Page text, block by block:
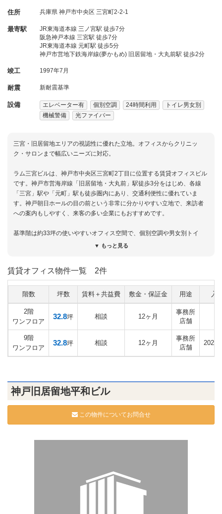
住所 兵庫県 神戸市中央区 三宮町2-2-1
最寄駅
JR東海道本線 三ノ宮駅 徒歩7分
阪急神戸本線 三宮駅 徒歩7分
JR東海道本線 元町駅 徒歩5分
神戸市営地下鉄海岸線(夢かもめ) 旧居留地・大丸前駅 徒歩2分
竣工 1997年7月
耐震 新耐震基準
設備 エレベーター有 個別空調 24時間利用
トイレ男女別
機械警備
光ファイバー
三宮・旧居留地エリアの視認性に優れた立地。オフィスからクリニッ
ク・サロンまで幅広いニーズに対応。
ラム三宮ビルは、神戸市中央区三宮町2丁目に位置する賃貸オフィスビル
です。神戸市営海岸線「旧居留地・大丸前」駅徒歩3分をはじめ、各線
「三宮」駅や「元町」駅も徒歩圏内にあり、交通利便性に優れていま
す。神戸朝日ホールの目の前という非常に分かりやすい立地で、来訪者
への案内もしやすく、来客の多い企業にもおすすめです。
基準階は約33坪の使いやすいオフィス空間で、個別空調や男女別トイ
レ、機械警備など、快適なビジネス環境を備えています。また、土日祝
でなく休日の営業が必要なテナントにも適した希少性のある物件です。
周辺には大丸神戸店をはじめ、飲食店やカフェ、金融機関、コンビニな
どが充実。三宮センター街や旧居留地エリアにも近く、利便性と洗練さ
れた街並みを兼ね備えたロケーションが魅力です。オフィス用途だけで
なく、来店型ビジネスを検討されている企業・事業者にもぜひご検討い
記事更新日：2026年7月29日
▼ もっと見る
賃貸オフィス物件一覧 2件
階数 坪数 賃料＋共益費 敷金・保証金 用途 入
2階
ワンフロア
32.8坪 相談 12ヶ月
事務所
店舗
9階
ワンフロア
32.8坪 相談 12ヶ月
事務所
店舗
2026
神戸旧居留地平和ビル
この物件についてお問合せ